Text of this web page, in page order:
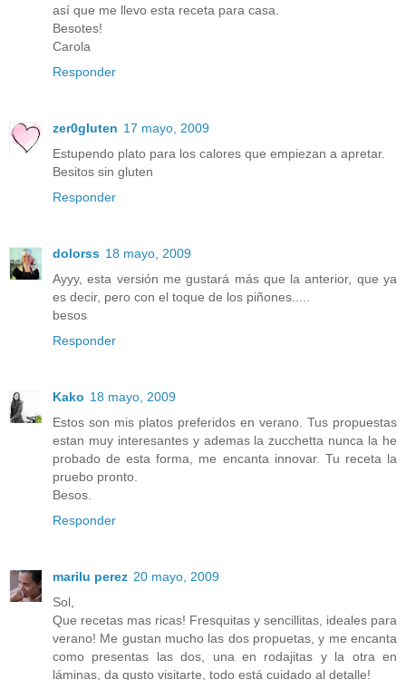
así que me llevo esta receta para casa.
Besotes!
Carola
Responder
zer0gluten 17 mayo, 2009
Estupendo plato para los calores que empiezan a apretar.
Besitos sin gluten
Responder
dolorss 18 mayo, 2009
Ayyy, esta versión me gustará más que la anterior, que ya
es decir, pero con el toque de los piñones.....
besos
Responder
Kako 18 mayo, 2009
Estos son mis platos preferidos en verano. Tus propuestas
estan muy interesantes y ademas la zucchetta nunca la he
probado de esta forma, me encanta innovar. Tu receta la
pruebo pronto.
Besos.
Responder
marilu perez 20 mayo, 2009
Sol,
Que recetas mas ricas! Fresquitas y sencillitas, ideales para
verano! Me gustan mucho las dos propuetas, y me encanta
como presentas las dos, una en rodajitas y la otra en
láminas, da gusto visitarte, todo está cuidado al detalle!